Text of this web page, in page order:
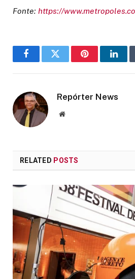
Fonte: https://
FacebookTwitter Pinterest
Repórter News
Website
RELATED POSTS